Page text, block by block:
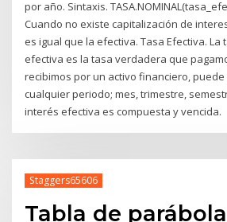
por año. Sintaxis.
Cuando no existe capitalización de
es igual que la efectiva. Tasa Efectiva. La
efectiva es la tasa verdadera que
recibimos por un activo financiero,
cualquier periodo; mes, trimestre,
interés efectiva es compuesta y vencida.
Staggers65606
Tabla de parábola